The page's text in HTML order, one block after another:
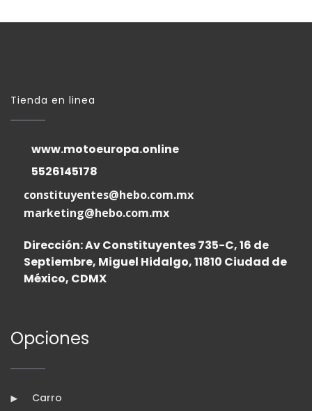
Tienda en linea
www.motoeuropa.online
5526145178
constituyentes@hebo.com.mx
marketing@hebo.com.mx
Dirección: Av Constituyentes 735-C, 16 de
Septiembre, Miguel Hidalgo, 11810 Ciudad de
México, CDMX
Opciones
Carro